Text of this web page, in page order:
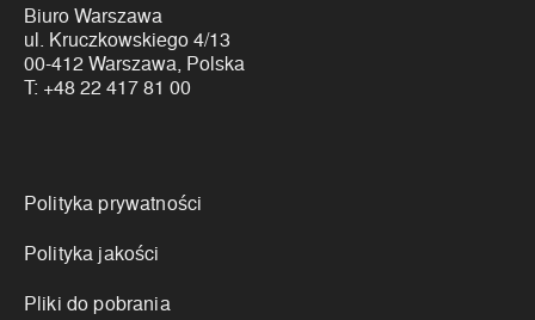
Biuro Warszawa
ul. Kruczkowskiego 4/13
00-412 Warszawa, Polska
T: +48 22 417 81 00
Linki
Polityka prywatności
Polityka jakości
Pliki do pobrania